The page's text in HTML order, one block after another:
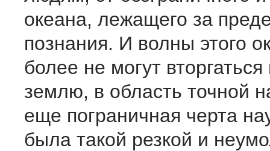
океана, лежащего за
познания. И волны этого
более не могут
землю, в область точной
еще пограничная черта
была такой резкой и